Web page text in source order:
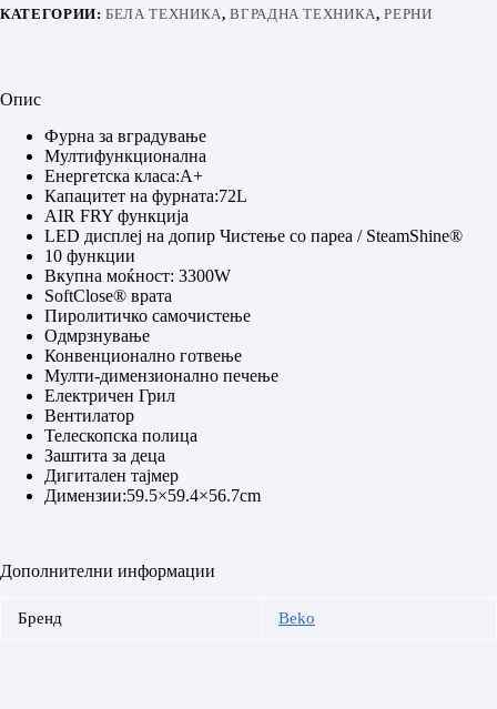
КАТЕГОРИИ:БЕЛА ТЕХНИКА,ВГРАДНА ТЕХНИКА,РЕРНИ
Опис
Фурна за вградување
Мултифункционална
Енергетска класа:А+
Капацитет на фурната:72L
AIR FRY функција
LED дисплеј на допир Чистење со пареа / SteamShine®
10 функции
Вкупна моќност: 3300W
SoftClose® врата
Пиролитичко самочистење
Одмрзнување
Конвенционално готвење
Мулти-димензионално печење
Електричен Грил
Вентилатор
Телескопска полица
Заштита за деца
Дигитален тајмер
Димензии:59.5×59.4×56.7cm
Дополнителни информации
Бренд Beko